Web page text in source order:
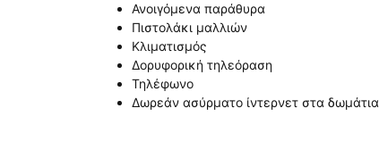
Ανοιγόμενα παράθυρα
Πιστολάκι μαλλιών
Κλιματισμός
Δορυφορική τηλεόραση
Τηλέφωνο
Δωρεάν ασύρματο ίντερνετ στα δωμάτια